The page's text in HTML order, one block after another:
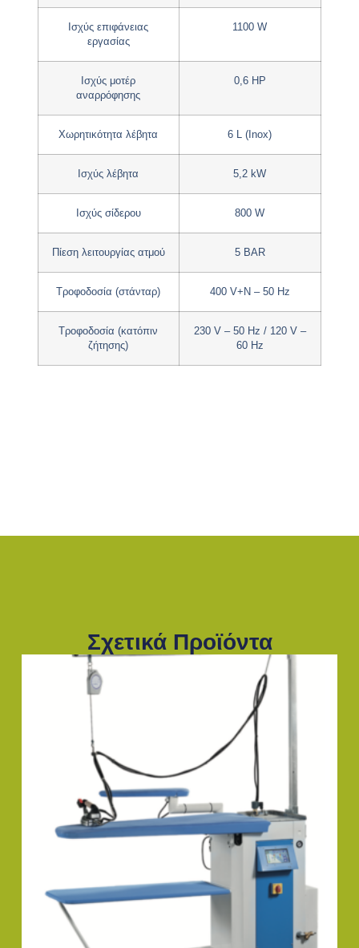
Ισχύς επιφάνειας
εργασίας
1100 W
Ισχύς μοτέρ
αναρρόφησης
0,6 HP
Χωρητικότητα λέβητα 6 L (Inox)
Ισχύς λέβητα 5,2 kW
Ισχύς σίδερου 800 W
Πίεση λειτουργίας ατμού 5 BAR
Τροφοδοσία (στάνταρ) 400 V+N – 50 Hz
Τροφοδοσία (κατόπιν
ζήτησης)
230 V – 50 Hz / 120 V –
60 Hz
Σχετικά Προϊόντα